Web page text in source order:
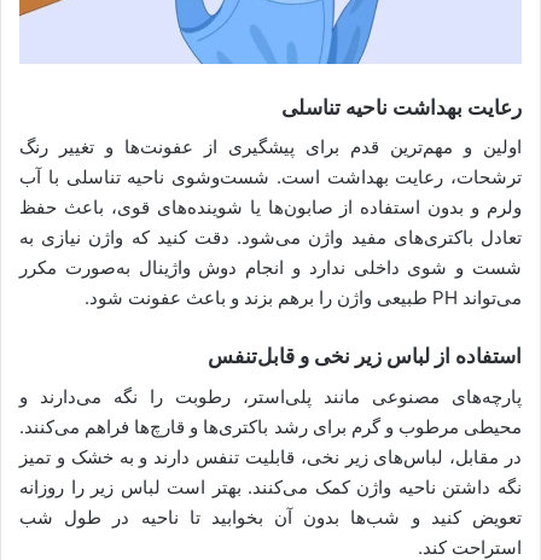
رعایت بهداشت ناحیه تناسلی
اولین و مهم‌ترین قدم برای پیشگیری از عفونت‌ها و تغییر رنگ
ترشحات، رعایت بهداشت است. شست‌و‌شوی ناحیه تناسلی با آب
ولرم و بدون استفاده از صابون‌ها یا شوینده‌های قوی، باعث حفظ
تعادل باکتری‌های مفید واژن می‌شود. دقت کنید که واژن نیازی به
شست‌ و شوی داخلی ندارد و انجام دوش واژینال به‌صورت مکرر
می‌تواند PH طبیعی واژن را برهم بزند و باعث عفونت شود.
استفاده از لباس زیر نخی و قابل‌تنفس
پارچه‌های مصنوعی مانند پلی‌استر، رطوبت را نگه می‌دارند و
محیطی مرطوب و گرم برای رشد باکتری‌ها و قارچ‌ها فراهم می‌کنند.
در مقابل، لباس‌های زیر نخی، قابلیت تنفس دارند و به خشک و تمیز
نگه داشتن ناحیه واژن کمک می‌کنند. بهتر است لباس زیر را روزانه
تعویض کنید و شب‌ها بدون آن بخوابید تا ناحیه در طول شب
استراحت کند.